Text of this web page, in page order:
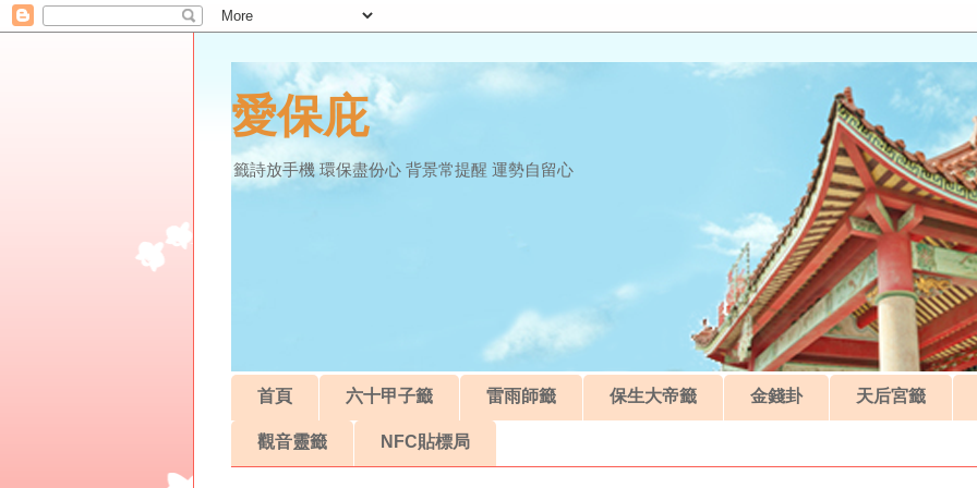
愛保庇
籤詩放手機 環保盡份心 背景常提醒 運勢自留心
首頁 六十甲子籤 雷雨師籤 保生大帝籤 金錢卦 天后宮籤
觀音靈籤 NFC貼標局